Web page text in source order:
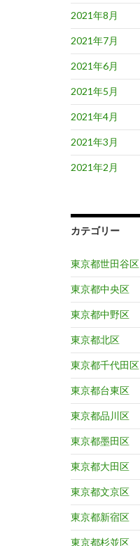
2021年8月
2021年7月
2021年6月
2021年5月
2021年4月
2021年3月
2021年2月
カテゴリー
東京都世田谷区
東京都中央区
東京都中野区
東京都北区
東京都千代田区
東京都台東区
東京都品川区
東京都墨田区
東京都大田区
東京都文京区
東京都新宿区
東京都杉並区